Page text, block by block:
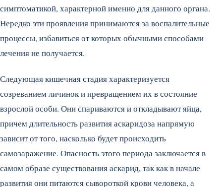
симптоматикой, характерной именно для данного органа.
Нередко эти проявления принимаются за воспалительные
процессы, избавиться от которых обычными способами
лечения не получается.
Следующая кишечная стадия характеризуется
созреванием личинок и превращением их в состояние
взрослой особи. Они спариваются и откладывают яйца,
причем длительность развития аскаридоза напрямую
зависит от того, насколько будет происходить
самозаражение. Опасность этого периода заключается в
самом образе существования аскарид, так как в начале
развития они питаются сывороткой крови человека, а